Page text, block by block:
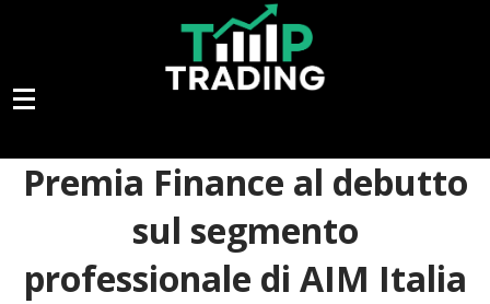
Premia Finance al debutto
sul segmento
professionale di AIM Italia